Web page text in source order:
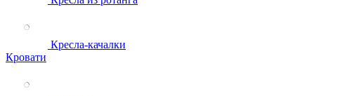
Кресла-качалки
Кровати